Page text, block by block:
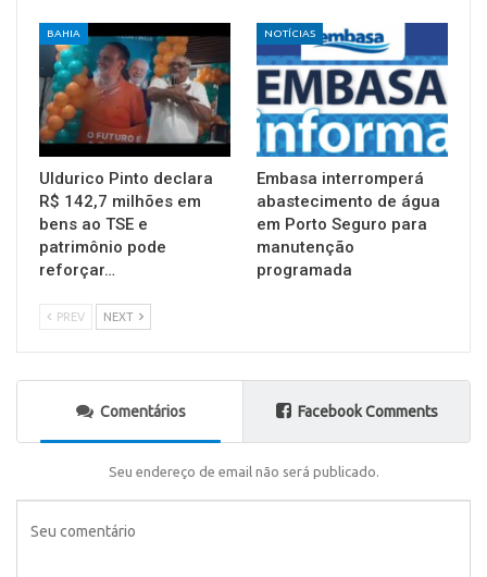
BAHIA
Uldurico Pinto declara
R$ 142,7 milhões em
bens ao TSE e
patrimônio pode
reforçar…
NOTÍCIAS
Embasa interromperá
abastecimento de água
em Porto Seguro para
manutenção
programada
PREV NEXT
Comentários Facebook Comments
Seu endereço de email não será publicado.